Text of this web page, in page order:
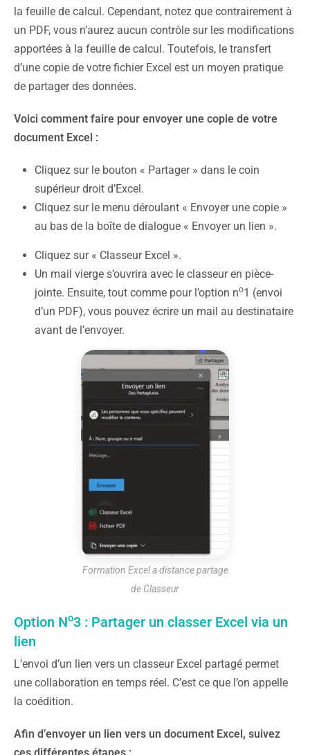
la feuille de calcul. Cependant, notez que contrairement à
un PDF, vous n’aurez aucun contrôle sur les modifications
apportées à la feuille de calcul. Toutefois, le transfert
d’une copie de votre fichier Excel est un moyen pratique
de partager des données.
Voici comment faire pour envoyer une copie de votre
document Excel :
Cliquez sur le bouton « Partager » dans le coin
supérieur droit d’Excel.
Cliquez sur le menu déroulant « Envoyer une copie »
au bas de la boîte de dialogue « Envoyer un lien ».
Cliquez sur « Classeur Excel ».
Un mail vierge s’ouvrira avec le classeur en pièce-
jointe. Ensuite, tout comme pour l’option no1 (envoi
d’un PDF), vous pouvez écrire un mail au destinataire
avant de l’envoyer.
Formation Excel a distance partage
de Classeur
Option No3 : Partager un classer Excel via un
lien
L’envoi d’un lien vers un classeur Excel partagé permet
une collaboration en temps réel. C’est ce que l’on appelle
la coédition.
Afin d’envoyer un lien vers un document Excel, suivez
ces différentes étapes :